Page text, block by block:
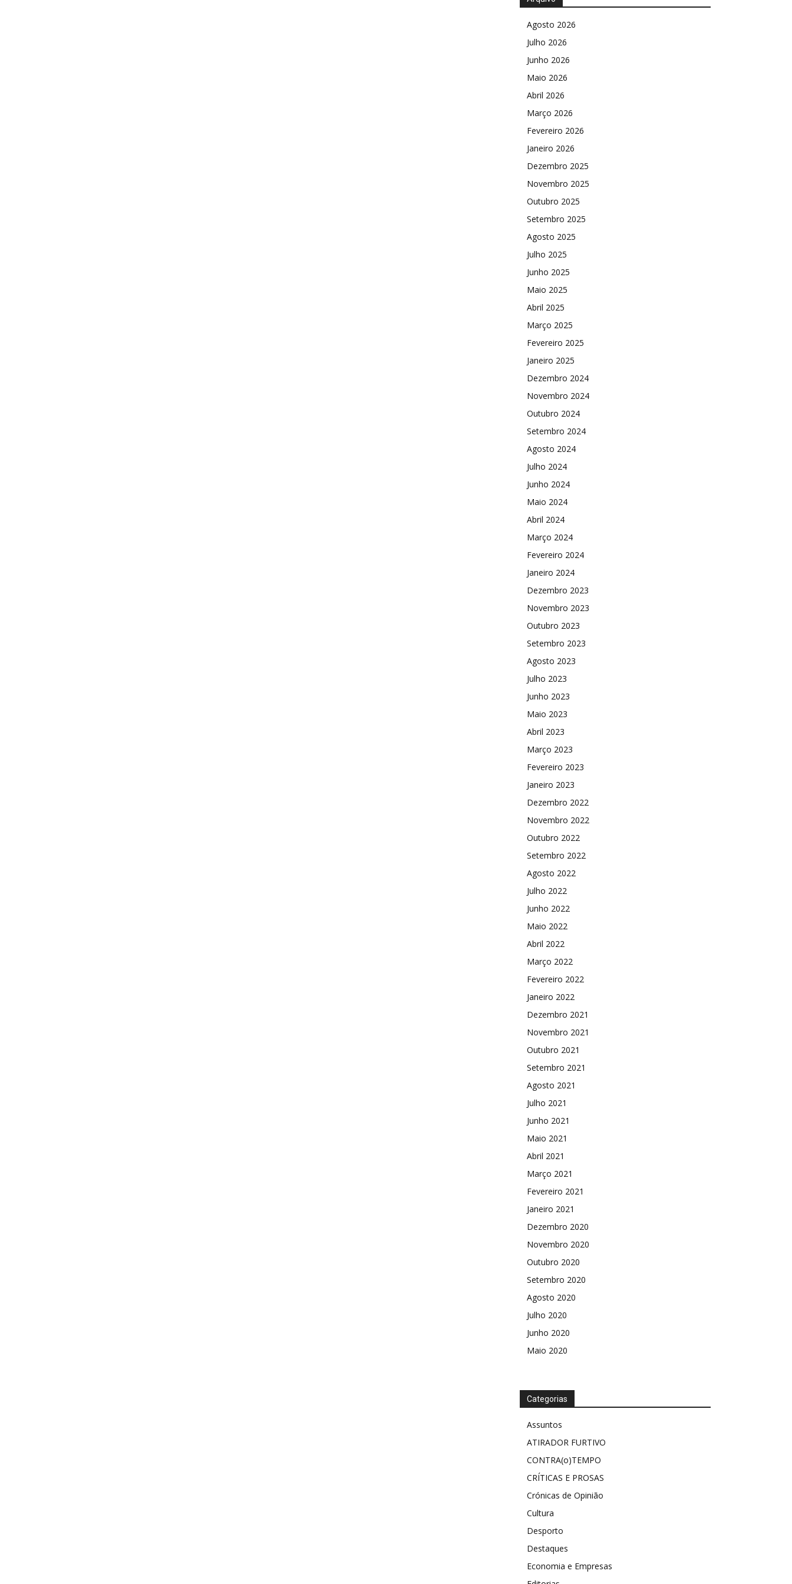
Agosto 2026
Julho 2026
Junho 2026
Maio 2026
Abril 2026
Março 2026
Fevereiro 2026
Janeiro 2026
Dezembro 2025
Novembro 2025
Outubro 2025
Setembro 2025
Agosto 2025
Julho 2025
Junho 2025
Maio 2025
Abril 2025
Março 2025
Fevereiro 2025
Janeiro 2025
Dezembro 2024
Novembro 2024
Outubro 2024
Setembro 2024
Agosto 2024
Julho 2024
Junho 2024
Maio 2024
Abril 2024
Março 2024
Fevereiro 2024
Janeiro 2024
Dezembro 2023
Novembro 2023
Outubro 2023
Setembro 2023
Agosto 2023
Julho 2023
Junho 2023
Maio 2023
Abril 2023
Março 2023
Fevereiro 2023
Janeiro 2023
Dezembro 2022
Novembro 2022
Outubro 2022
Setembro 2022
Agosto 2022
Julho 2022
Junho 2022
Maio 2022
Abril 2022
Março 2022
Fevereiro 2022
Janeiro 2022
Dezembro 2021
Novembro 2021
Outubro 2021
Setembro 2021
Agosto 2021
Julho 2021
Junho 2021
Maio 2021
Abril 2021
Março 2021
Fevereiro 2021
Janeiro 2021
Dezembro 2020
Novembro 2020
Outubro 2020
Setembro 2020
Agosto 2020
Julho 2020
Junho 2020
Maio 2020
Categorias
Assuntos
ATIRADOR FURTIVO
CONTRA(o)TEMPO
CRÍTICAS E PROSAS
Crónicas de Opinião
Cultura
Desporto
Destaques
Economia e Empresas